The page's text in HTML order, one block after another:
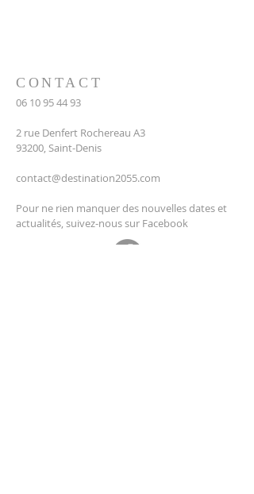
CONTACT
06 10 95 44 93
2 rue Denfert Rochereau A3
93200, Saint-Denis
contact@destination2055.com
Pour ne rien manquer des nouvelles dates et
actualités, suivez-nous sur Facebook